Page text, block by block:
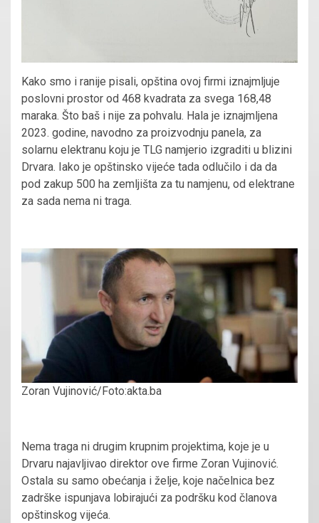
Kako smo i ranije pisali, opština ovoj firmi iznajmljuje
poslovni prostor od 468 kvadrata za svega 168,48
maraka. Što baš i nije za pohvalu. Hala je iznajmljena
2023. godine, navodno za proizvodnju panela, za
solarnu elektranu koju je TLG namjerio izgraditi u blizini
Drvara. Iako je opštinsko vijeće tada odlučilo i da da
pod zakup 500 ha zemljišta za tu namjenu, od elektrane
za sada nema ni traga.
Zoran Vujinović/Foto:akta.ba
Nema traga ni drugim krupnim projektima, koje je u
Drvaru najavljivao direktor ove firme Zoran Vujinović.
Ostala su samo obećanja i želje, koje načelnica bez
zadrške ispunjava lobirajući za podršku kod članova
opštinskog vijeća.